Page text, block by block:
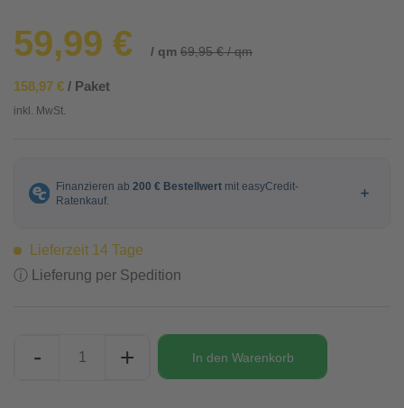
59,99 € / qm 69,95 € / qm
158,97 € / Paket
inkl. MwSt.
Lieferzeit 14 Tage
ⓘ Lieferung per Spedition
- + In den Warenkorb